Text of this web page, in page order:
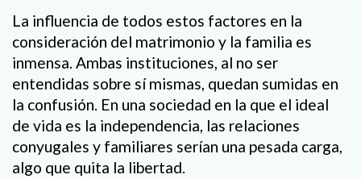
La influencia de todos estos factores en la
consideración del matrimonio y la familia es
inmensa. Ambas instituciones, al no ser
entendidas sobre sí mismas, quedan sumidas en
la confusión. En una sociedad en la que el ideal
de vida es la independencia, las relaciones
conyugales y familiares serían una pesada carga,
algo que quita la libertad.